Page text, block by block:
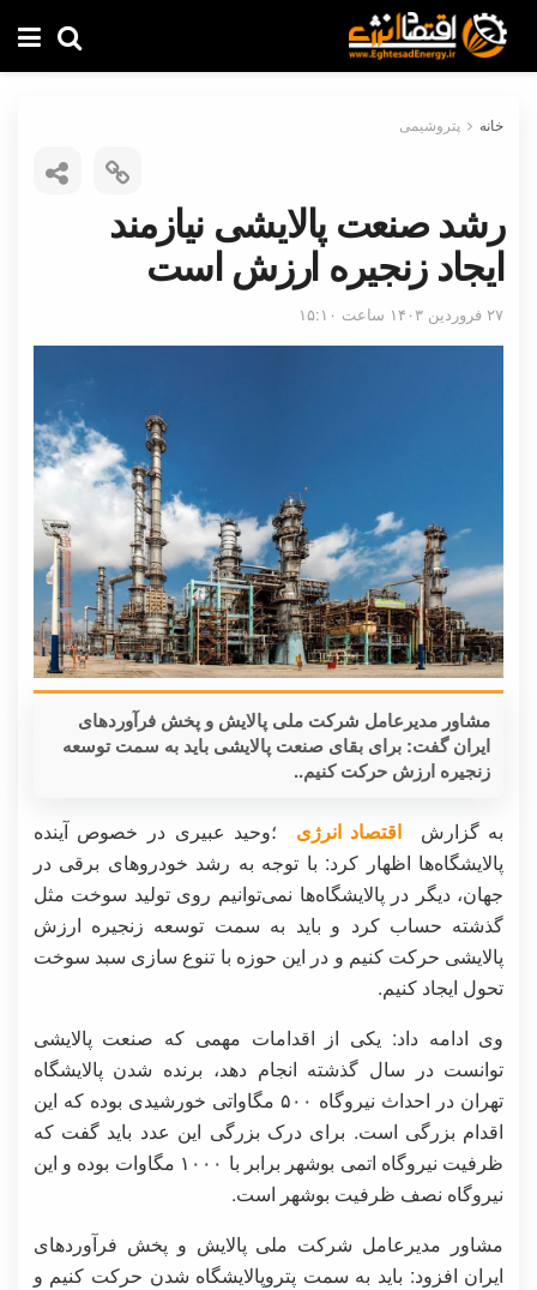
خانه پتروشیمی
رشد صنعت پالایشی نیازمند
ایجاد زنجیره ارزش است
۲۷ فروردین ۱۴۰۳ ساعت ۱۵:۱۰
مشاور مدیرعامل شرکت ملی پالایش و پخش فرآوردهای
ایران گفت: برای بقای صنعت پالایشی باید به سمت توسعه
زنجیره ارزش حرکت کنیم..
به گزارش اقتصاد انرژی ؛وحید عبیری در خصوص آینده
پالایشگاه‌ها اظهار کرد: با توجه به رشد خودروهای برقی در
جهان، دیگر در پالایشگاه‌ها نمی‌توانیم روی تولید سوخت مثل
گذشته حساب کرد و باید به سمت توسعه زنجیره ارزش
پالایشی حرکت کنیم و در این حوزه با تنوع سازی سبد سوخت
تحول ایجاد کنیم.
وی ادامه داد: یکی از اقدامات مهمی که صنعت پالایشی
توانست در سال گذشته انجام دهد، برنده شدن پالایشگاه
تهران در احداث نیروگاه ۵۰۰ مگاواتی خورشیدی بوده که این
اقدام بزرگی است. برای درک بزرگی این عدد باید گفت که
ظرفیت نیروگاه اتمی بوشهر برابر با ۱۰۰۰ مگاوات بوده و این
نیروگاه نصف ظرفیت بوشهر است.
مشاور مدیرعامل شرکت ملی پالایش و پخش فرآوردهای
ایران افزود: باید به سمت پتروپالایشگاه شدن حرکت کنیم و